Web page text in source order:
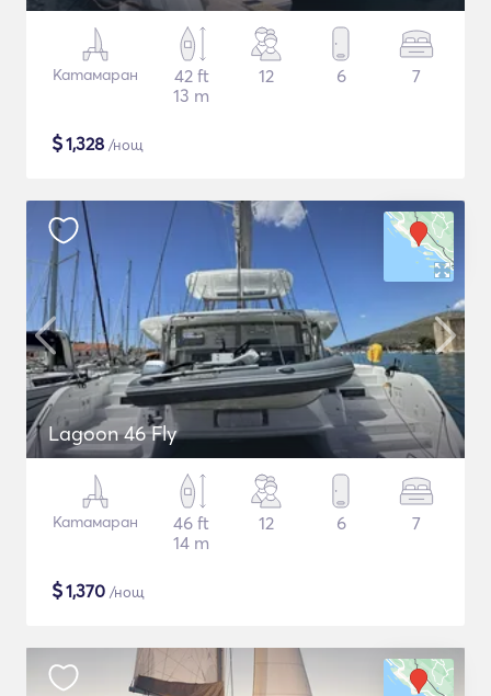
Катамаран
42 ft
13 m
12 6 7
$1,328 /нощ
Lagoon 46 Fly
Катамаран
46 ft
14 m
12 6 7
$1,370 /нощ